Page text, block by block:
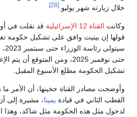
خلال زيارته شهر يوليو. [28]
وكانت ​ القناة 12 الإسرائيلية​
قد نقلت في
قولها إن بينيت وافق على تشكيل حكومة
حتى نوفمبر 2025، ومن المتوقع
تشكيل الحكومة​ مطلع الأسبوع المقبل.
وأوضحت مصادر القناة حخينها، أن الأمر ما
القطب الثاني في قيادة يمينا، مشيرة إلى
لدخول مثل هذه الحكومة مثل شاكد، وهذا